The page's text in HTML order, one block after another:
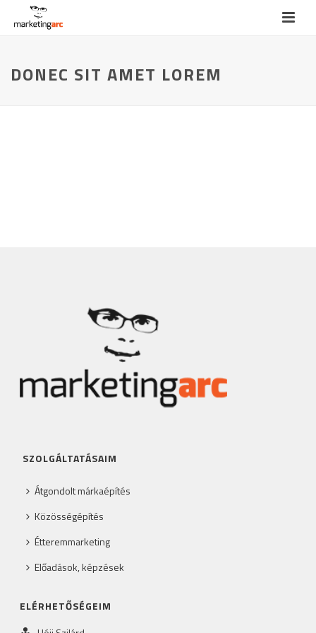
DONEC SIT AMET LOREM
SZOLGÁLTATÁSAIM
Átgondolt márkaépítés
Közösségépítés
Étteremmarketing
Előadások, képzések
ELÉRHETŐSÉGEIM